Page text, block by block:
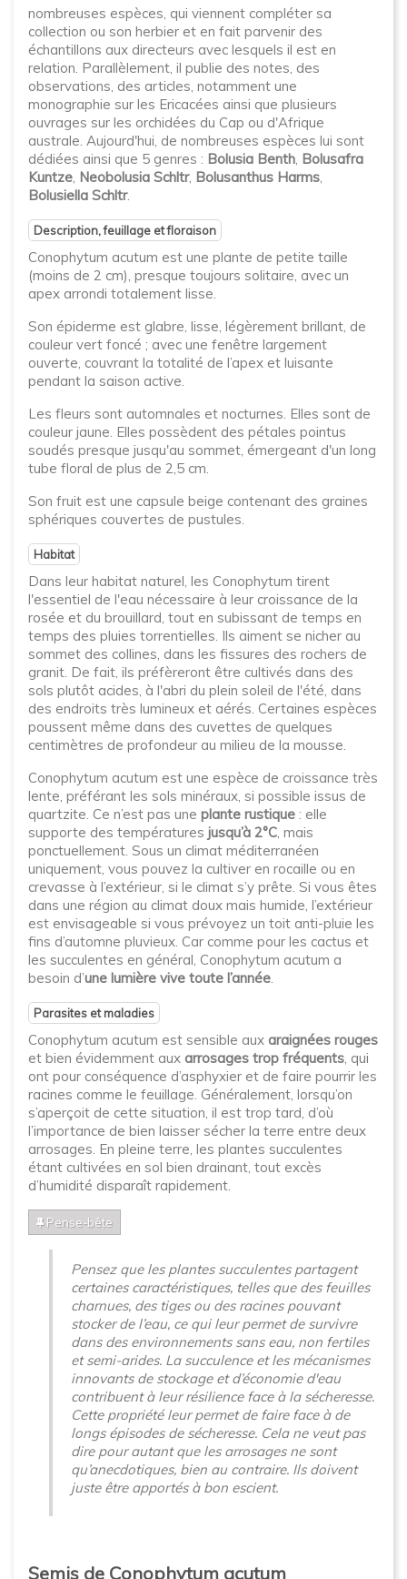
nombreuses espèces, qui viennent compléter sa
collection ou son herbier et en fait parvenir des
échantillons aux directeurs avec lesquels il est en
relation. Parallèlement, il publie des notes, des
observations, des articles, notamment une
monographie sur les Ericacées ainsi que plusieurs
ouvrages sur les orchidées du Cap ou d'Afrique
australe. Aujourd'hui, de nombreuses espèces lui sont
dédiées ainsi que 5 genres : Bolusia Benth, Bolusafra
Kuntze, Neobolusia Schltr, Bolusanthus Harms,
Bolusiella Schltr.
Description, feuillage et floraison
Conophytum acutum est une plante de petite taille
(moins de 2 cm), presque toujours solitaire, avec un
apex arrondi totalement lisse.
Son épiderme est glabre, lisse, légèrement brillant, de
couleur vert foncé ; avec une fenêtre largement
ouverte, couvrant la totalité de l’apex et luisante
pendant la saison active.
Les fleurs sont automnales et nocturnes. Elles sont de
couleur jaune. Elles possèdent des pétales pointus
soudés presque jusqu'au sommet, émergeant d'un long
tube floral de plus de 2,5 cm.
Son fruit est une capsule beige contenant des graines
sphériques couvertes de pustules.
Habitat
Dans leur habitat naturel, les Conophytum tirent
l'essentiel de l'eau nécessaire à leur croissance de la
rosée et du brouillard, tout en subissant de temps en
temps des pluies torrentielles. Ils aiment se nicher au
sommet des collines, dans les fissures des rochers de
granit. De fait, ils préfèreront être cultivés dans des
sols plutôt acides, à l'abri du plein soleil de l'été, dans
des endroits très lumineux et aérés. Certaines espèces
poussent même dans des cuvettes de quelques
centimètres de profondeur au milieu de la mousse.
Conophytum acutum est une espèce de croissance très
lente, préférant les sols minéraux, si possible issus de
quartzite. Ce n’est pas une plante rustique : elle
supporte des températures jusqu’à 2°C, mais
ponctuellement. Sous un climat méditerranéen
uniquement, vous pouvez la cultiver en rocaille ou en
crevasse à l’extérieur, si le climat s’y prête. Si vous êtes
dans une région au climat doux mais humide, l’extérieur
est envisageable si vous prévoyez un toit anti-pluie les
fins d’automne pluvieux. Car comme pour les cactus et
les succulentes en général, Conophytum acutum a
besoin d’une lumière vive toute l’année.
Parasites et maladies
Conophytum acutum est sensible aux araignées rouges
et bien évidemment aux arrosages trop fréquents, qui
ont pour conséquence d’asphyxier et de faire pourrir les
racines comme le feuillage. Généralement, lorsqu’on
s’aperçoit de cette situation, il est trop tard, d’où
l’importance de bien laisser sécher la terre entre deux
arrosages. En pleine terre, les plantes succulentes
étant cultivées en sol bien drainant, tout excès
d’humidité disparaît rapidement.
Pense-bête
Pensez que les plantes succulentes partagent
certaines caractéristiques, telles que des feuilles
charnues, des tiges ou des racines pouvant
stocker de l’eau, ce qui leur permet de survivre
dans des environnements sans eau, non fertiles
et semi-arides. La succulence et les mécanismes
innovants de stockage et d’économie d'eau
contribuent à leur résilience face à la sécheresse.
Cette propriété leur permet de faire face à de
longs épisodes de sécheresse. Cela ne veut pas
dire pour autant que les arrosages ne sont
qu’anecdotiques, bien au contraire. Ils doivent
juste être apportés à bon escient.
Semis de Conophytum acutum